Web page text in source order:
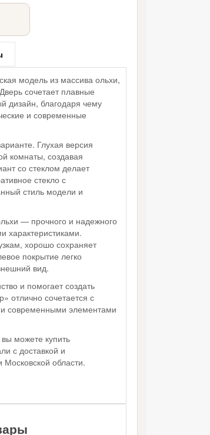
модель из массива ольхи,
сочетает плавные
дизайн, благодаря чему
и современные
Глухая версия
комнаты, создавая
со стеклом делает
стекло с
стиль модели и
— прочного и надежного
характеристиками.
хорошо сохраняет
покрытие легко
вид.
и помогает создать
отлично сочетается с
современными элементами
можете купить
с доставкой и
области.